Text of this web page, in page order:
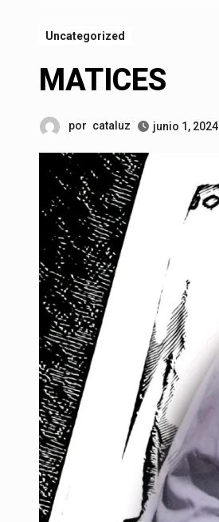
Uncategorized
MATICES
por cataluz junio 1, 2024